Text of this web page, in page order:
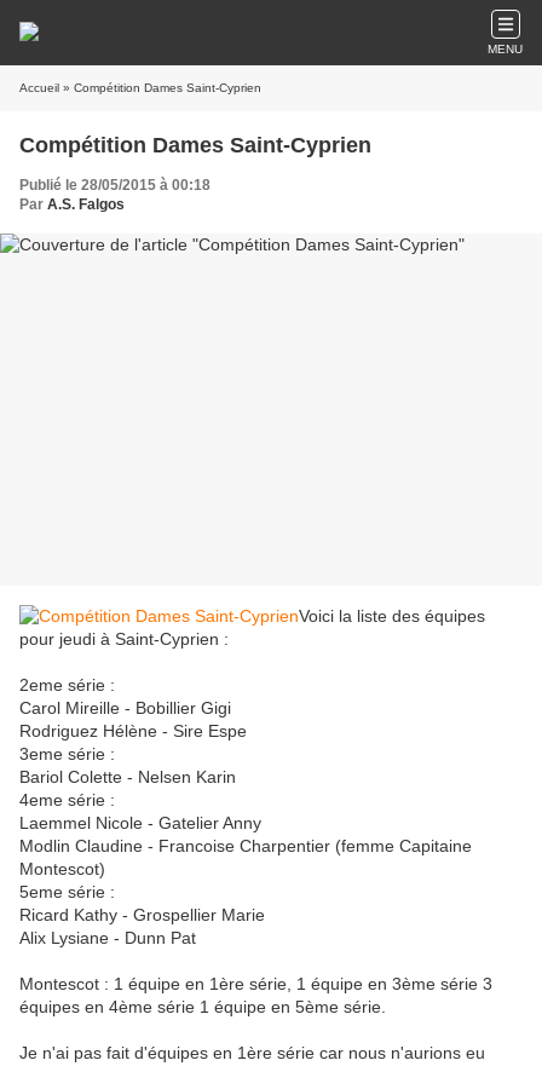
MENU
Accueil » Compétition Dames Saint-Cyprien
Compétition Dames Saint-Cyprien
Publié le 28/05/2015 à 00:18
Par A.S. Falgos
Voici la liste des équipes
pour jeudi à Saint-Cyprien :
2eme série :
Carol Mireille - Bobillier Gigi
Rodriguez Hélène - Sire Espe
3eme série :
Bariol Colette - Nelsen Karin
4eme série :
Laemmel Nicole - Gatelier Anny
Modlin Claudine - Francoise Charpentier (femme Capitaine
Montescot)
5eme série :
Ricard Kathy - Grospellier Marie
Alix Lysiane - Dunn Pat
Montescot : 1 équipe en 1ère série, 1 équipe en 3ème série 3
équipes en 4ème série 1 équipe en 5ème série.
Je n'ai pas fait d'équipes en 1ère série car nous n'aurions eu